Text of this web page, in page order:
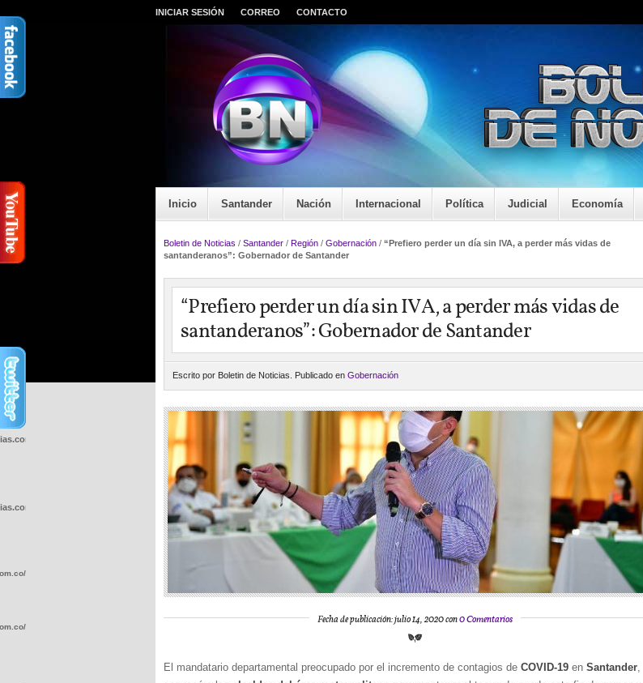
INICIAR SESIÓN CORREO CONTACTO
Inicio Santander Nación Internacional Política Judicial Economía
Boletin de Noticias / Santander / Región / Gobernación / “Prefiero perder un día sin IVA, a perder más vidas de
santanderanos”: Gobernador de Santander
“Prefiero perder un día sin IVA, a perder más vidas de
santanderanos”: Gobernador de Santander
Escrito por Boletin de Noticias. Publicado en Gobernación
Fecha de publicación: julio 14, 2020 con0 Comentarios
El mandatario departamental preocupado por el incremento de contagios de COVID-19 en Santander,
wp-
wp-
wp-
wp-